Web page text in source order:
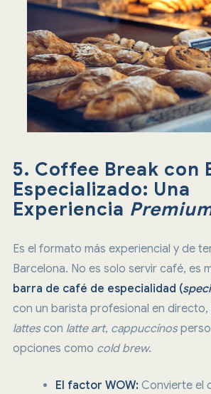
5. Coffee Break con
Especializado: Una
Experiencia
Es el formato más experiencial y de
Barcelona. No es solo servir café, es
barra de café de especialidad (
con un barista profesional en
lattescon latte art, cappuccinos
opciones como cold brew.
El factor WOW:Convierte el